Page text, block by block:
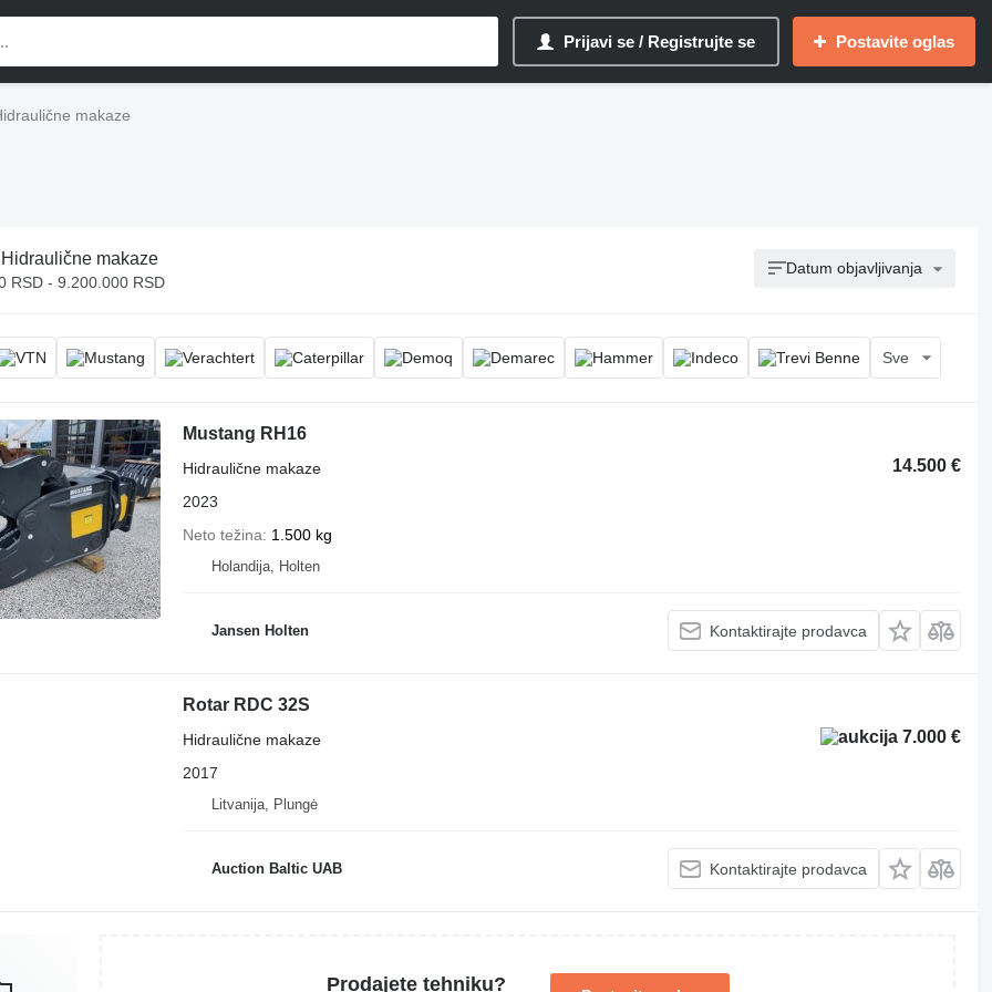
Prijavi se / Registrujte se Postavite oglas
makaze
Hidraulične makaze
RSD - 9.200.000 RSD
Datum objavljivanja
Sve
Mustang RH16
14.500 €
Hidraulične makaze
2023
Neto težina
1.500 kg
Holandija, Holten
Jansen Holten Kontaktirajte prodavca
Rotar RDC 32S
7.000 €
Hidraulične makaze
2017
Litvanija, Plungė
Auction Baltic UAB Kontaktirajte prodavca
Prodajete tehniku?